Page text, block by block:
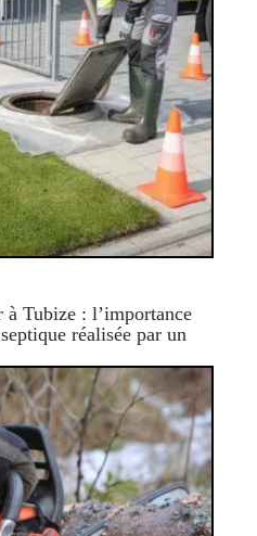
à Tubize : l’importance
réalisée par un